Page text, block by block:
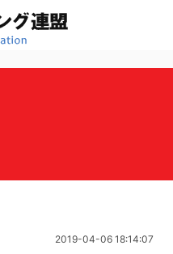
2019-04-06 18:14:07